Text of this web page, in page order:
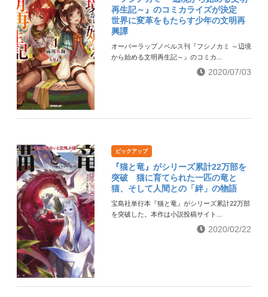
再生記～』のコミカライズが決定
世界に変革をもたらす少年の文明再
興譚
オーバーラップノベルス刊『フシノカミ ～辺境
から始める文明再生記～』のコミカ...
2020/07/03
ピックアップ
『猫と竜』がシリーズ累計22万部を
突破 猫に育てられた一匹の竜と
猫、そして人間との「絆」の物語
宝島社単行本『猫と竜』がシリーズ累計22万部
を突破した。本作は小説投稿サイト...
2020/02/22